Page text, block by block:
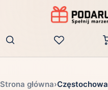
Strona główna›Częstochowa